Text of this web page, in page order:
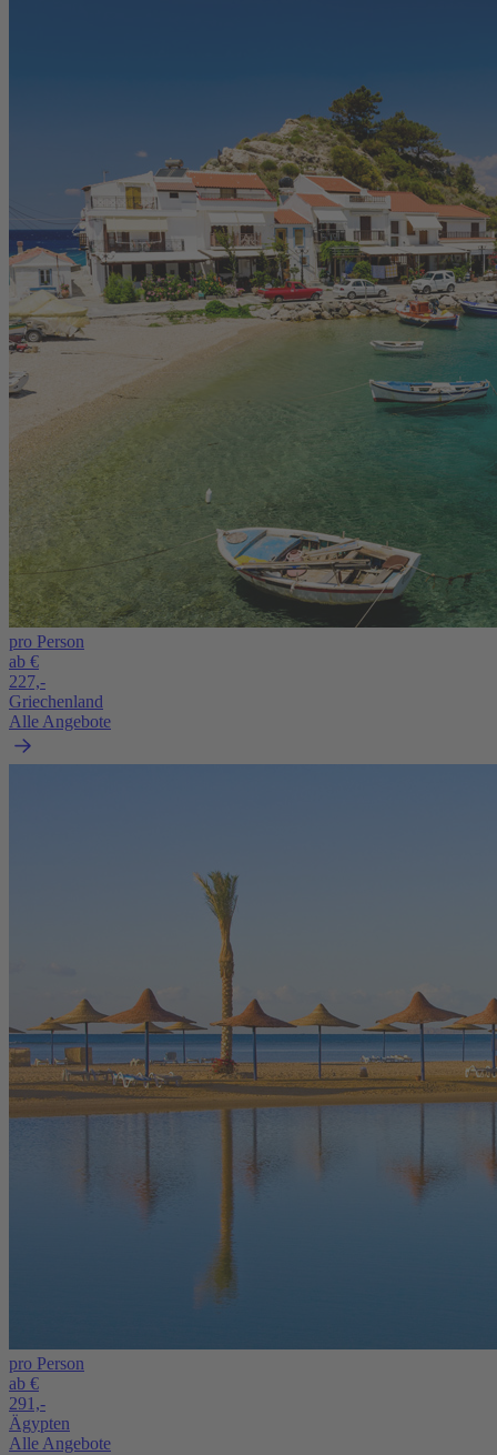
pro Person
ab €
227,-
Griechenland
Alle Angebote
pro Person
ab €
291,-
Ägypten
Alle Angebote